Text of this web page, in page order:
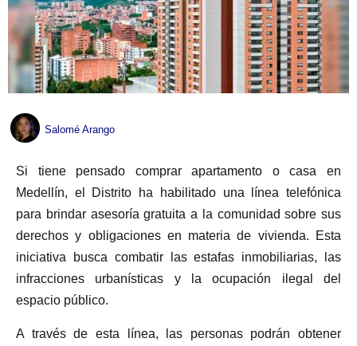
Salomé Arango
Si tiene pensado comprar apartamento o casa en
Medellín, el Distrito ha habilitado una línea telefónica
para brindar asesoría gratuita a la comunidad sobre sus
derechos y obligaciones en materia de vivienda. Esta
iniciativa busca combatir las estafas inmobiliarias, las
infracciones urbanísticas y la ocupación ilegal del
espacio público.
A través de esta línea, las personas podrán obtener